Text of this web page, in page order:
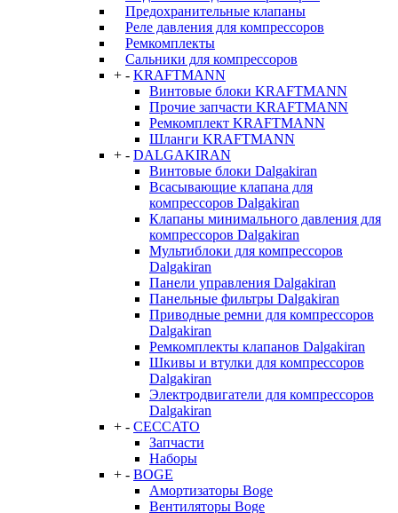
Предохранительные клапаны
Реле давления для компрессоров
Ремкомплекты
Сальники для компрессоров
+ - KRAFTMANN
Винтовые блоки KRAFTMANN
Прочие запчасти KRAFTMANN
Ремкомплект KRAFTMANN
Шланги KRAFTMANN
+ - DALGAKIRAN
Винтовые блоки Dalgakiran
Всасывающие клапана для
компрессоров Dalgakiran
Клапаны минимального давления для
компрессоров Dalgakiran
Мультиблоки для компрессоров
Dalgakiran
Панели управления Dalgakiran
Панельные фильтры Dalgakiran
Приводные ремни для компрессоров
Dalgakiran
Ремкомплекты клапанов Dalgakiran
Шкивы и втулки для компрессоров
Dalgakiran
Электродвигатели для компрессоров
Dalgakiran
+ - CECCATO
Запчасти
Наборы
+ - BOGE
Амортизаторы Boge
Вентиляторы Boge